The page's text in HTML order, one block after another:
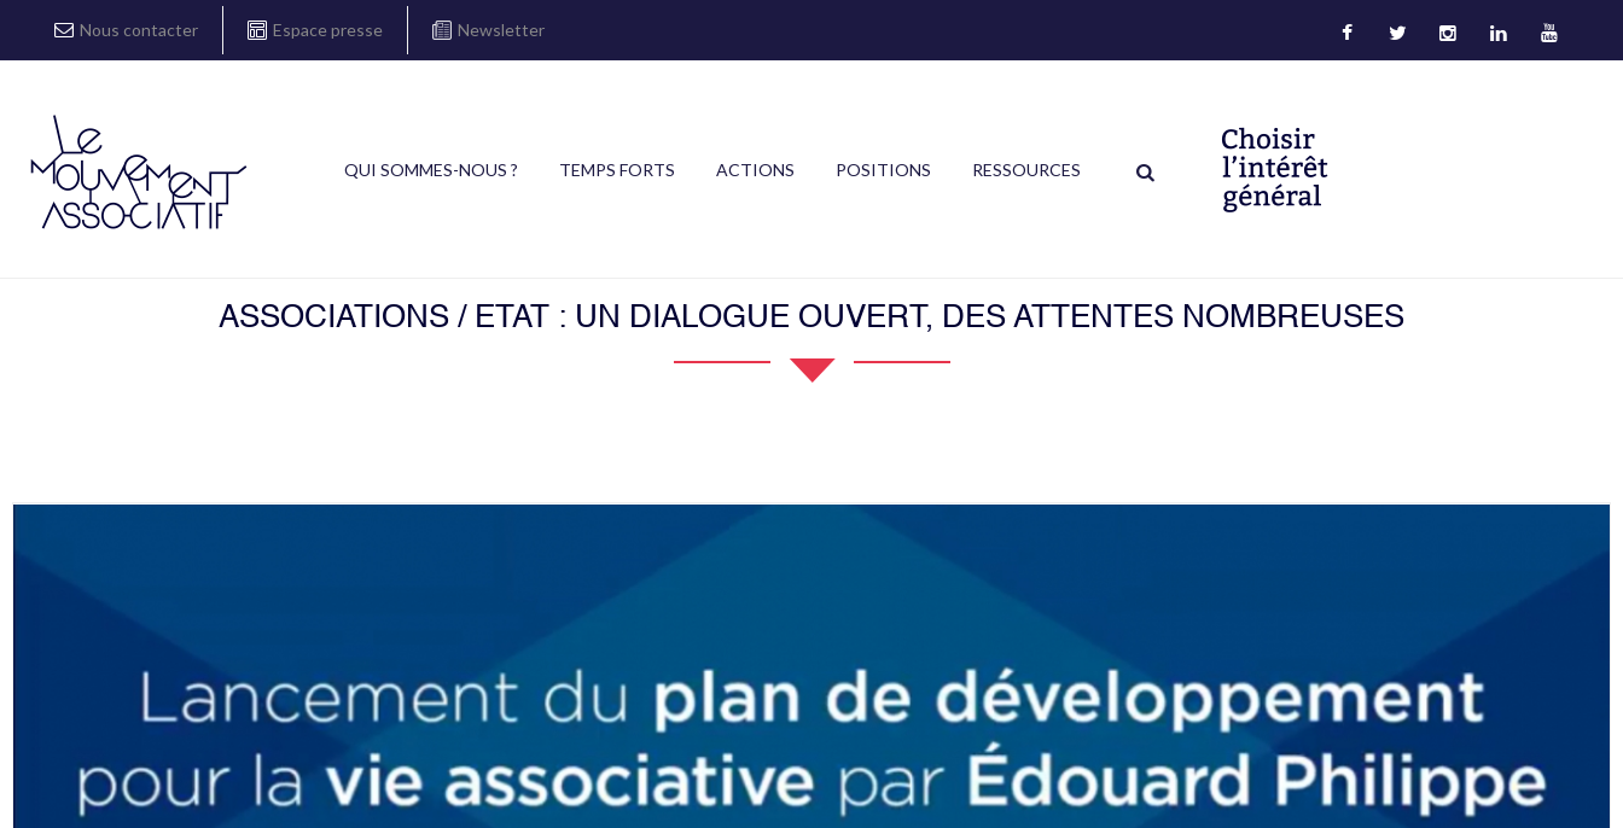
Nous contacter Espace presse Newsletter
QUI SOMMES-NOUS ? TEMPS FORTS ACTIONS POSITIONS RESSOURCES
ASSOCIATIONS / ETAT : UN DIALOGUE OUVERT, DES ATTENTES NOMBREUSES